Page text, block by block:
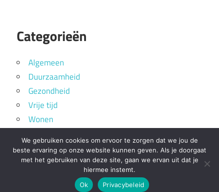
Categorieën
Algemeen
Duurzaamheid
Gezondheid
Vrije tijd
Wonen
WordPress Theme: Maxwell by ThemeZee.
We gebruiken cookies om ervoor te zorgen dat we jou de
beste ervaring op onze website kunnen geven. Als je doorgaat
met het gebruiken van deze site, gaan we ervan uit dat je
hiermee instemt.
Ok
Privacybeleid